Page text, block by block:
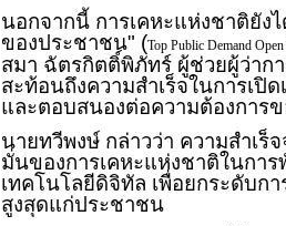
นอกจากนี้ การเคหะแห่งชาติยัง
ของประชาชน" (Top Public Demand
สมา ฉัตรกิตติ์พิภัทร์ ผู้ช่วยผู้ว่าก
สะท้อนถึงความสำเร็จในการเปิ
และตอบสนองต่อความต้องการ
นายทวีพงษ์ กล่าวว่า ความสำเร็
มั่นของการเคหะแห่งชาติในกา
เทคโนโลยีดิจิทัล เพื่อยกระดับก
สูงสุดแก่ประชาชน